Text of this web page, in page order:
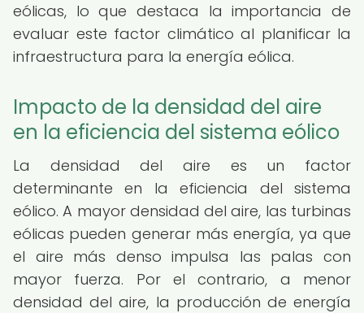
eólicas, lo que destaca la importancia de
evaluar este factor climático al planificar la
infraestructura para la energía eólica.
Impacto de la densidad del aire
en la eficiencia del sistema eólico
La densidad del aire es un factor
determinante en la eficiencia del sistema
eólico. A mayor densidad del aire, las turbinas
eólicas pueden generar más energía, ya que
el aire más denso impulsa las palas con
mayor fuerza. Por el contrario, a menor
densidad del aire, la producción de energía